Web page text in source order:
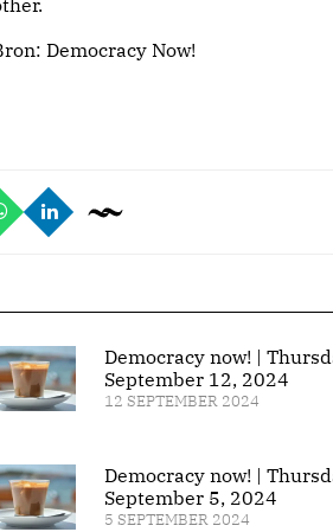
Democracy Now!
Democracy now! |
September 12, 2024
12 SEPTEMBER 2024
Democracy now! |
September 5, 2024
5 SEPTEMBER 2024